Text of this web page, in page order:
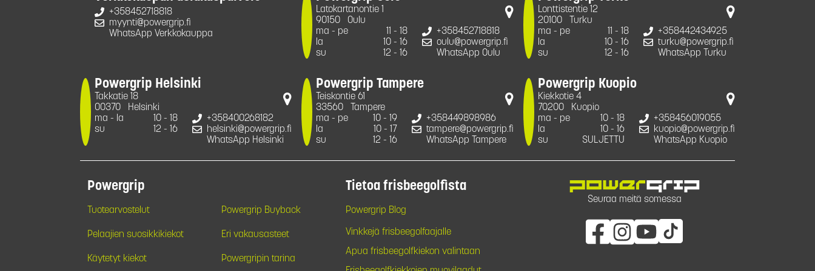
+358452718818
myynti@powergrip.fi
WhatsApp Verkkokauppa
Latokartanontie 1
90150
Oulu
ma - pe
11 - 18
la
10 - 16
su
12 - 16
+358452718818
oulu@powergrip.fi
WhatsApp Oulu
Lonttistentie 12
20100
Turku
ma - pe
11 - 18
la
10 - 16
su
12 - 16
+358442434925
turku@powergrip.fi
WhatsApp Turku
Powergrip Helsinki
Takkatie 18
00370
Helsinki
ma - la
10 - 18
su
12 - 16
+358400268182
helsinki@powergrip.fi
WhatsApp Helsinki
Powergrip Tampere
Teiskontie 61
33560
Tampere
ma - pe
10 - 19
la
10 - 17
su
12 - 16
+358449898986
tampere@powergrip.fi
WhatsApp Tampere
Powergrip Kuopio
Kiekkotie 4
70200
Kuopio
ma - pe
10 - 18
la
10 - 16
su
SULJETTU
+358456019055
kuopio@powergrip.fi
WhatsApp Kuopio
Powergrip
Tuotearvostelut Powergrip Buyback
Pelaajien suosikkikiekot Eri vakausasteet
Käytetyt kiekot Powergripin tarina
Tietoa frisbeegolfista
Powergrip Blog
Vinkkejä frisbeegolfaajalle
Apua frisbeegolfkiekon valintaan
Seuraa meitä somessa